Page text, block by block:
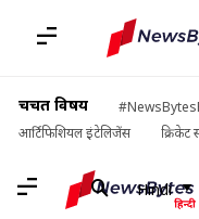
चर्चित विषय
आर्टिफिशियल इंटेलिजेंस
क्रिकेट
Hindi